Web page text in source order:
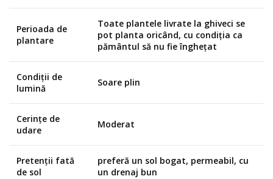
Perioada de
plantare
Toate plantele livrate la ghiveci se
pot planta oricând, cu condiția ca
pământul să nu fie înghețat
Condiții de
lumină
Soare plin
Cerințe de
udare
Moderat
Pretenții fată
de sol
preferă un sol bogat, permeabil, cu
un drenaj bun